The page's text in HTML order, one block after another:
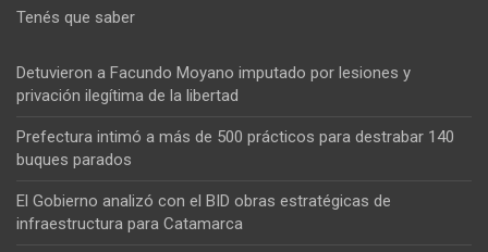
Tenés que saber
Detuvieron a Facundo Moyano imputado por lesiones y
privación ilegítima de la libertad
Prefectura intimó a más de 500 prácticos para destrabar 140
buques parados
El Gobierno analizó con el BID obras estratégicas de
infraestructura para Catamarca